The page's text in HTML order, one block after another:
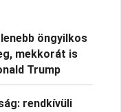
öngyilkos
mekkorát is
Trump
rendkívüli